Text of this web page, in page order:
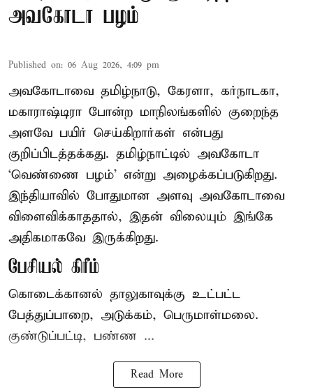
அவகோடா பழம்
Published on: 06 Aug 2026, 4:09 pm
அவகோடாவை தமிழ்நாடு, கேரளா, கர்நாடகா,
மகாராஷ்டிரா போன்ற மாநிலங்களில் குறைந்த
அளவே பயிர் செய்கிறார்கள் என்பது
குறிப்பிடத்தக்கது. தமிழ்நாட்டில் அவகோடா
‘வெண்ணை பழம்’ என்று அழைக்கப்படுகிறது.
இந்தியாவில் போதுமான அளவு அவகோடாவை
விளைவிக்காததால், இதன் விலையும் இங்கே
அதிகமாகவே இருக்கிறது.
பேசியல் கிரீம்
கொடைக்கானல் தாலுகாவுக்கு உட்பட்ட
பேத்துப்பாறை, அடுக்கம், பெருமாள்மலை.
குண்டுப்பட்டி, பண்ண ...
Read More